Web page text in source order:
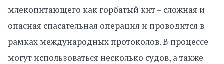
млекопитающего как горбатый кит – сложная и
опасная спасательная операция и проводится в
рамках международных протоколов. В процессе
могут использоваться несколько судов, а также